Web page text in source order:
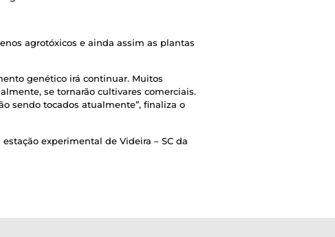
agrotóxicos e ainda assim as plantas
genético irá continuar. Muitos
se tornarão cultivares comerciais.
sendo tocados atualmente”, finaliza o
experimental de Videira – SC da